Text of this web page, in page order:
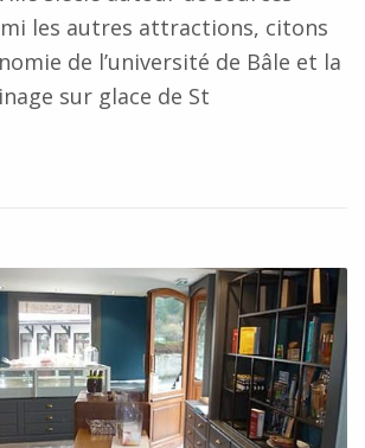
les autres attractions, citons
de l’université de Bâle et la
sur glace de St